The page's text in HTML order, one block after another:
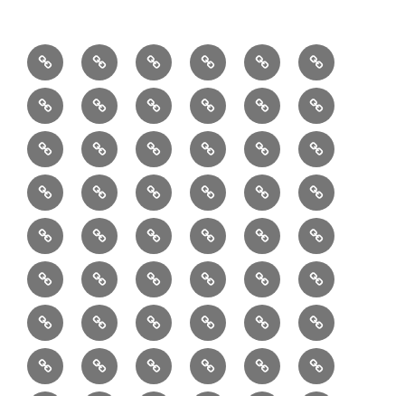
1/10：
材
料
10/10：
ジ
ュ
エ
リ
ー
2/10：
製
作
3/10：
は
ぎ
れ
4/10：
Ｈ
Ｍ
Ｂ
教
室
5/10：
事
業
6/10：
読
書
7/10：
食・
健
康
8/10：
リ
フ
ォ
ー
ム
9/10：
コ
ー
デ
creema
で
販
売
中
の
ハ
ン
ド
メ
イ
ド
バ
①
入
園
バ
ッ
グ
セ
ッ
ト
②
半
月
型
③
巾
着
袋
（縦
長）
④
巾
着
袋
（小）
⑤
巾
着
シ
ョ
ル
ダ
ー
⑥
小
動
物
用
小
物
⑦
リ
ュ
ッ
ク
⑧
メ
ッ
セ
ン
ジ
ャ
ー
⑨
ミ
シ
ン
カ
バ
ー
⑩
マ
チ
無
し
シ
ョ
ル
ダ
⑪
マ
ス
ク
⑫
ポ
ー
チ
⑬
ボ
デ
ィ
ー
バ
ッ
グ
⑭
ボ
ッ
ク
ス
型
⑮
ボ
ス
ト
ン
⑯
ヘ
ル
メ
ッ
ト
バ
ッ
⑰
ピ
ン
タ
ッ
ク
バ
ッ
⑱
ビ
ジ
ネ
ス
バ
ッ
グ
⑲
バ
ニ
テ
ィ
ー
⑳
ハ
ン
ド
バ
ッ
お
取
引
の
流
れ
お
問
合
せ
及
び
デ
ジ
タ
ル
コ
ン
デ
ジ
タ
ル
コ
ン
ブ
ロ
グ
プ
ラ
イ
バ
ラ
ン
デ
ィ
ル
ー
ル
レ
ン
タ
ル
レ
ン
タ
ル
㉑
イ
ン
テ
㉒
エ
㉓
楽
㉔
ナ
㉕
ド
㉖
ド
㉗
オ